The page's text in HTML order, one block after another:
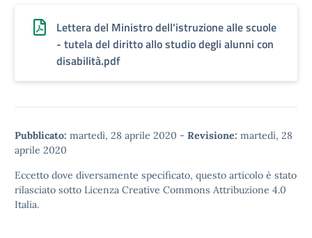
Lettera del Ministro dell'istruzione alle scuole
- tutela del diritto allo studio degli alunni con
disabilità.pdf
Pubblicato: martedì, 28 aprile 2020 - Revisione: martedì, 28
aprile 2020
Eccetto dove diversamente specificato, questo articolo è stato
rilasciato sotto Licenza Creative Commons Attribuzione 4.0
Italia.